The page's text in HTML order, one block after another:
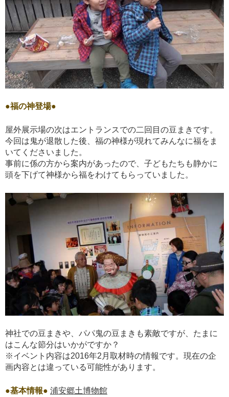
●福の神登場●
屋外展示場の次はエントランスでの二回目の豆まきです。
今回は鬼が退散した後、福の神様が現れてみんなに福をま
いてくださいました。
事前に係の方から案内があったので、子どもたちも静かに
頭を下げて神様から福をわけてもらっていました。
神社での豆まきや、パパ鬼の豆まきも素敵ですが、たまに
はこんな節分はいかがですか？
※イベント内容は2016年2月取材時の情報です。現在の企
画内容とは違っている可能性があります。
●基本情報● 浦安郷土博物館